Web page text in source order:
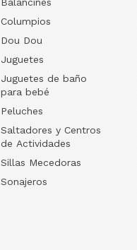
Balancines
Columpios
Dou Dou
Juguetes
Juguetes de baño
para bebé
Peluches
Saltadores y Centros
de Actividades
Sillas Mecedoras
Sonajeros